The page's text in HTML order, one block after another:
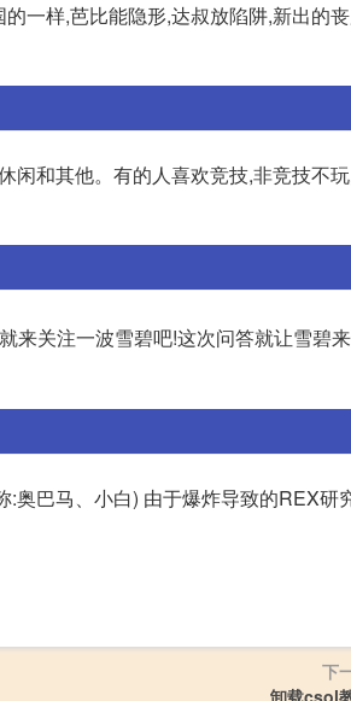
一样,芭比能隐形,达叔放陷阱,新出的
闲和其他。有的人喜欢竞技,非竞技不
来关注一波雪碧吧!这次问答就让雪碧
奥巴马、小白) 由于爆炸导致的REX研
下